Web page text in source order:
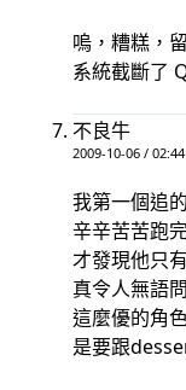
嗚，糟糕，
系統截斷了
不良牛
2009-10-06 / 02:44
我第一個追
辛辛苦苦跑
才發現他只
真令人無語
這麼優的角
是要跟